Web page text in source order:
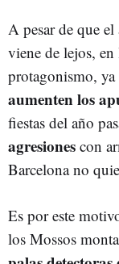
A pesar de que el
viene de lejos,
protagonismo, ya
aumenten los
fiestas del año
agresiones con
Barcelona no
Es por este
los Mossos